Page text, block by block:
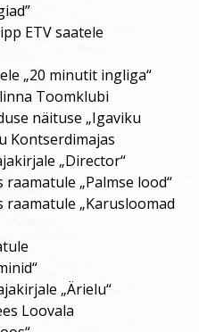
ETV saatele
„20 minutit ingliga“
Toomklubi
näituse „Igaviku
Kontserdimajas
„Director“
„Palmse lood“
„Karusloomad
„Ärielu“
Loovala